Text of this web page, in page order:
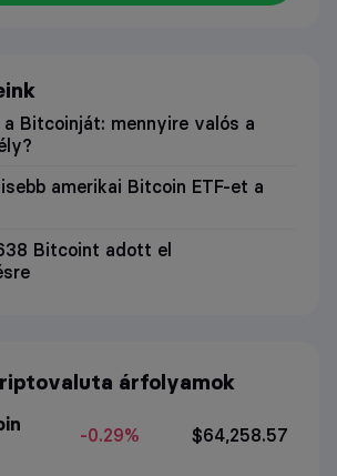
a Bitcoinját: mennyire valós a
amerikai Bitcoin ETF-et a
Bitcoint adott el
árfolyamok
-0.29% $64,258.57